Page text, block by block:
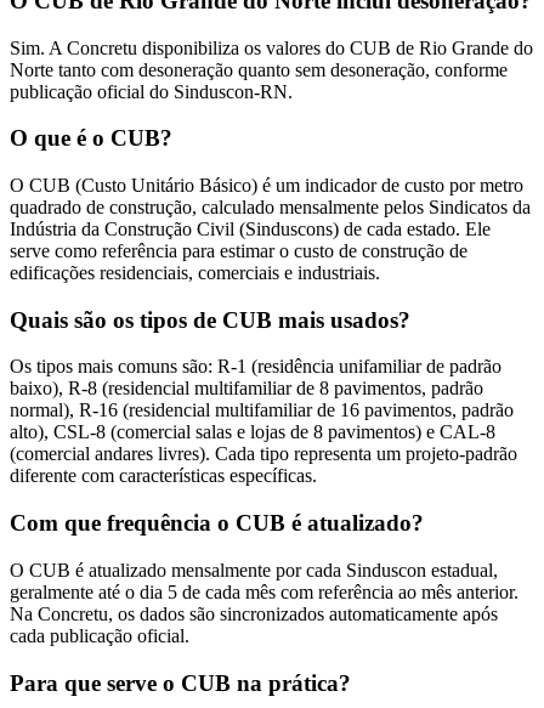
Sim. A Concretu disponibiliza os valores do CUB de Rio Grande do
Norte tanto com desoneração quanto sem desoneração, conforme
publicação oficial do Sinduscon-RN.
O que é o CUB?
O CUB (Custo Unitário Básico) é um indicador de custo por metro
quadrado de construção, calculado mensalmente pelos Sindicatos da
Indústria da Construção Civil (Sinduscons) de cada estado. Ele
serve como referência para estimar o custo de construção de
edificações residenciais, comerciais e industriais.
Quais são os tipos de CUB mais usados?
Os tipos mais comuns são: R-1 (residência unifamiliar de padrão
baixo), R-8 (residencial multifamiliar de 8 pavimentos, padrão
normal), R-16 (residencial multifamiliar de 16 pavimentos, padrão
alto), CSL-8 (comercial salas e lojas de 8 pavimentos) e CAL-8
(comercial andares livres). Cada tipo representa um projeto-padrão
diferente com características específicas.
Com que frequência o CUB é atualizado?
O CUB é atualizado mensalmente por cada Sinduscon estadual,
geralmente até o dia 5 de cada mês com referência ao mês anterior.
Na Concretu, os dados são sincronizados automaticamente após
cada publicação oficial.
Para que serve o CUB na prática?